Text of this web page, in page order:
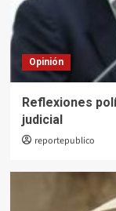
Opinión
Reflexiones
judicial
reportepublico